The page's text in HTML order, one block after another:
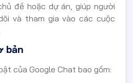
đề hoặc dự án, giúp người
và tham gia vào các cuộc
bản
của Google Chat bao gồm: